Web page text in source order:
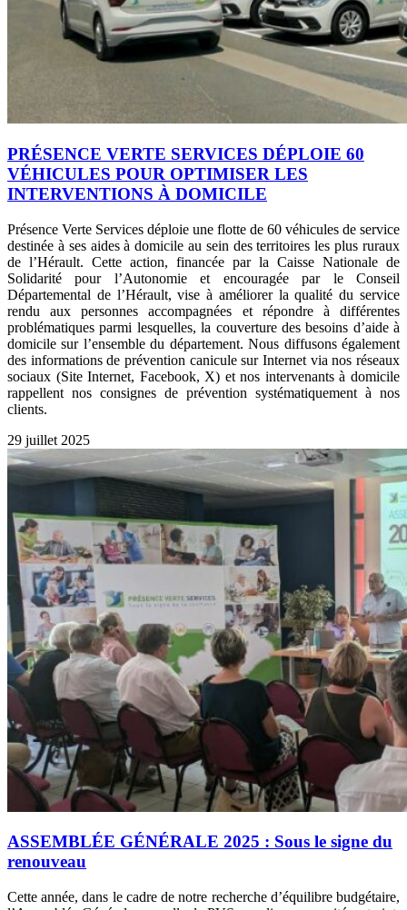
PRÉSENCE VERTE SERVICES DÉPLOIE 60
VÉHICULES POUR OPTIMISER LES
INTERVENTIONS À DOMICILE
Présence Verte Services déploie une flotte de 60 véhicules de service
destinée à ses aides à domicile au sein des territoires les plus ruraux
de l’Hérault. Cette action, financée par la Caisse Nationale de
Solidarité pour l’Autonomie et encouragée par le Conseil
Départemental de l’Hérault, vise à améliorer la qualité du service
rendu aux personnes accompagnées et répondre à différentes
problématiques parmi lesquelles, la couverture des besoins d’aide à
domicile sur l’ensemble du département. Nous diffusons également
des informations de prévention canicule sur Internet via nos réseaux
sociaux (Site Internet, Facebook, X) et nos intervenants à domicile
rappellent nos consignes de prévention systématiquement à nos
clients.
29 juillet 2025
ASSEMBLÉE GÉNÉRALE 2025 : Sous le signe du
renouveau
Cette année, dans le cadre de notre recherche d’équilibre budgétaire,